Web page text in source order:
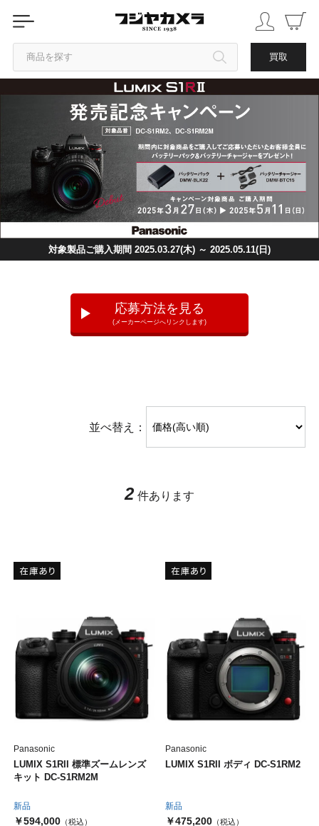
商品を探す 買取
カテゴリから探す
ブランドから探す
中古品を探す
対象製品ご購入期間 2025.03.27(木) ～ 2025.05.11(日)
応募方法を見る
(メーカーページへリンクします)
並べ替え：
2 件あります
新品
Panasonic
LUMIX S1RII 標準ズームレンズ
キット DC-S1RM2M
￥594,000 （税込）
新品
Panasonic
LUMIX S1RII ボディ DC-S1RM2
￥475,200（税込）